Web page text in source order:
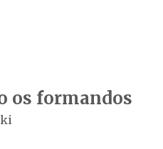
os formandos